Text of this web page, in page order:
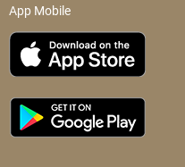
App Mobile